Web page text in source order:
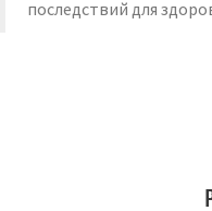
последствий для